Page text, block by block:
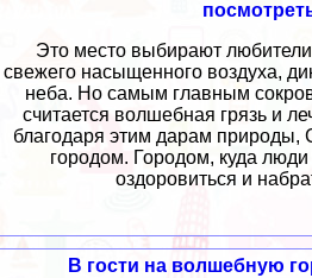
Это место выбирают
свежего насыщенного воздуха,
неба. Но самым главным
считается волшебная грязь и
благодаря этим дарам природы,
городом. Городом, куда
оздоровиться и
В гости на волшебную